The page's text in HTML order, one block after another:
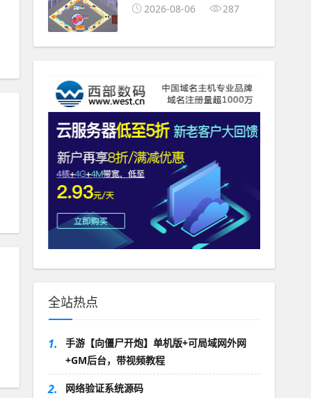
2026-08-06
287
全站热点
1.
手游【向僵尸开炮】单机版+可局域网外网
+GM后台，带视频教程
2. 网络验证系统源码